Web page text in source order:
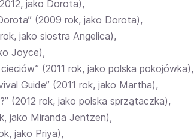
jako Dorota),
(2009 rok, jako Dorota),
jako siostra Angelica),
Joyce),
(2011 rok, jako polska pokojówka),
Guide” (2011 rok, jako Martha),
(2012 rok, jako polska sprzątaczka),
jako Miranda Jentzen),
jako Priya),